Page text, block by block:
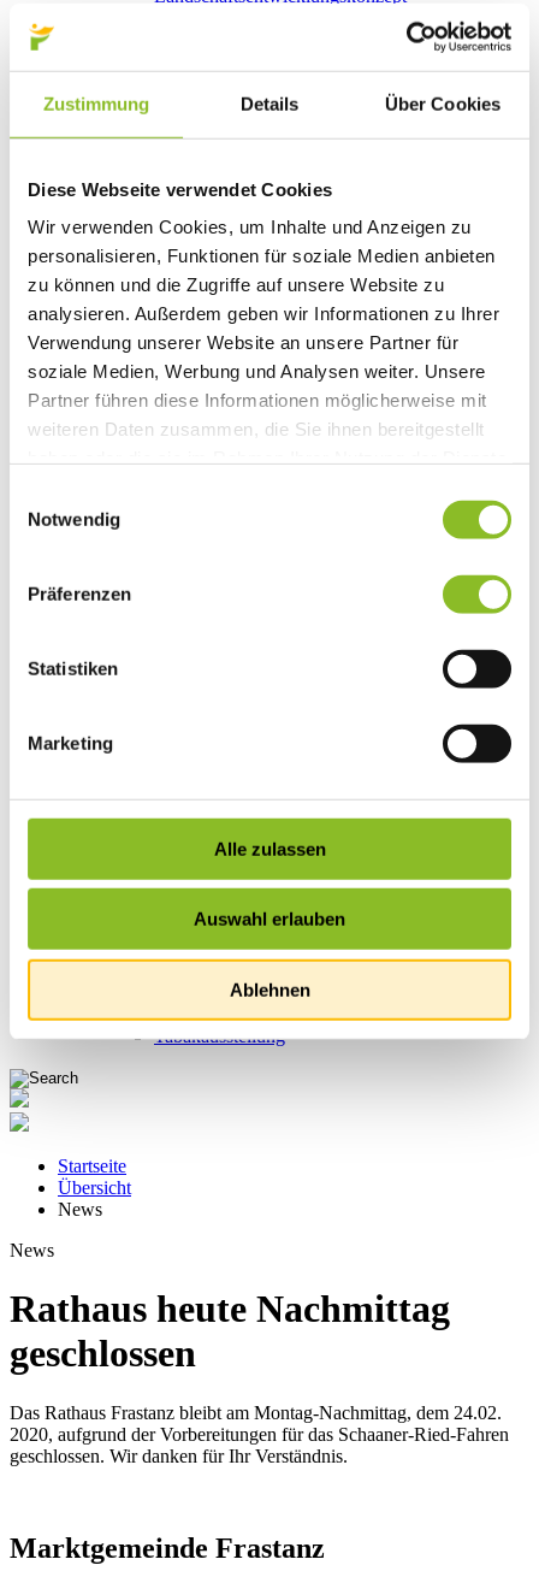
Zustimmung Details Über Cookies
Diese Webseite verwendet Cookies
Wir verwenden Cookies, um Inhalte und Anzeigen zu
personalisieren, Funktionen für soziale Medien anbieten
zu können und die Zugriffe auf unsere Website zu
analysieren. Außerdem geben wir Informationen zu Ihrer
Verwendung unserer Website an unsere Partner für
soziale Medien, Werbung und Analysen weiter. Unsere
Partner führen diese Informationen möglicherweise mit
weiteren Daten zusammen, die Sie ihnen bereitgestellt
Notwendig
Präferenzen
Statistiken
Marketing
Alle zulassen
Auswahl erlauben
Ablehnen
Kindergärten
Bücherschränke
Freizeit
Kultur
Vorarlberger Museumswelt
Tabakausstellung
Kino vor Ort
Bibliothek
Gastronomie
Essen und Trinken in Frastanz
Sport
Naturbad Untere Au
Wirtschaft
Wige Frastanz
Wirtschaftsgemeinschaft
Herbstmarkt
Der Walgauer
Tourismus
Unterkünfte
Wandern in Frastanz
Schwimmbad Felsenau
Vorarlberger Museumswelt
Tabakausstellung
Startseite
Übersicht
News
News
Rathaus heute Nachmittag
geschlossen
Das Rathaus Frastanz bleibt am Montag-Nachmittag, dem 24.02.
2020, aufgrund der Vorbereitungen für das Schaaner-Ried-Fahren
geschlossen. Wir danken für Ihr Verständnis.
Marktgemeinde Frastanz